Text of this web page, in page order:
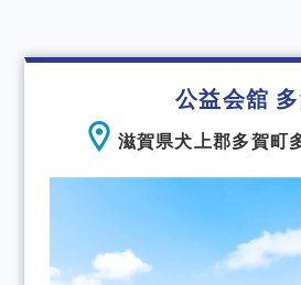
公益会舘
滋賀県犬上郡多賀町